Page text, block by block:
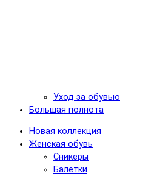
Уход за обувью
Большая полнота
Новая коллекция
Женская обувь
Сникеры
Балетки